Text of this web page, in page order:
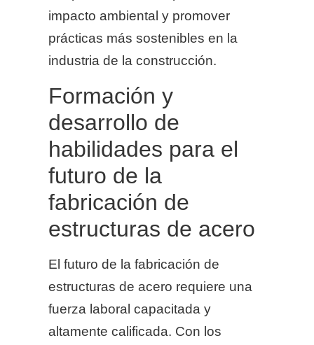
impacto ambiental y promover
prácticas más sostenibles en la
industria de la construcción.
Formación y
desarrollo de
habilidades para el
futuro de la
fabricación de
estructuras de acero
El futuro de la fabricación de
estructuras de acero requiere una
fuerza laboral capacitada y
altamente calificada. Con los